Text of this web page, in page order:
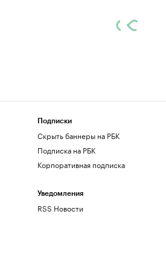
Подписки
Скрыть баннеры на РБК
Подписка на РБК
Корпоративная подписка
Уведомления
RSS Новости